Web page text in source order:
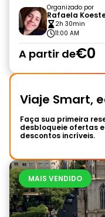
Organizado por
Rafaela
2h 30min
11:00 AM
A partir de€0
Viaje Smart,
Faça sua primeira
desbloqueie ofertas e
descontos incríveis.
MAIS VENDIDO